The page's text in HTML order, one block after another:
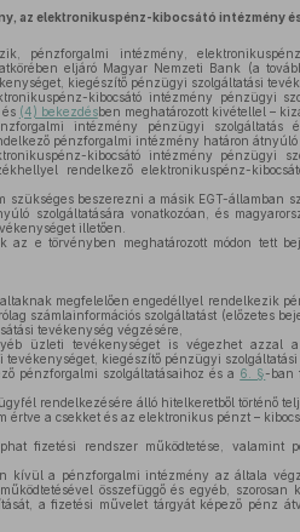
az elektronikuspénz-kibocsátó intézmény
pénzforgalmi intézmény,
eljáró Magyar Nemzeti Bank (a
kiegészítő pénzügyi szolgáltatási
kibocsátó intézmény pénzügyi
és (4) bekezdésben meghatározott kivétellel –
intézmény pénzügyi szolgáltatás
pénzforgalmi intézmény határon átnyúló
kibocsátó intézmény pénzügyi
rendelkező elektronikuspénz-
beszerezni a másik EGT-államban
szolgáltatására vonatkozóan, és
illetően.
az e törvényben meghatározott módon tett
megfelelően engedéllyel rendelkezik
számlainformációs szolgáltatást (előzetes
tevékenység végzésére,
üzleti tevékenységet is végezhet azzal
kiegészítő pénzügyi
pénzforgalmi szolgáltatásaihoz és a 6. §-ban
rendelkezésére álló hitelkeretből történő
a csekket és az elektronikus pénzt –
fizetési rendszer működtetése, valamint
kívül a pénzforgalmi intézmény az általa
összefüggő és egyéb, szorosan
a fizetési művelet tárgyát képező pénz